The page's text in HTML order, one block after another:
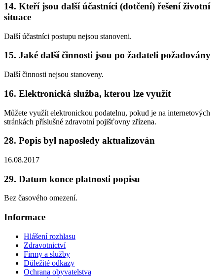
14. Kteří jsou další účastníci (dotčení) řešení životní
situace
Další účastníci postupu nejsou stanoveni.
15. Jaké další činnosti jsou po žadateli požadovány
Další činnosti nejsou stanoveny.
16. Elektronická služba, kterou lze využít
Můžete využít elektronickou podatelnu, pokud je na internetových
stránkách příslušné zdravotní pojišťovny zřízena.
28. Popis byl naposledy aktualizován
16.08.2017
29. Datum konce platnosti popisu
Bez časového omezení.
Informace
Hlášení rozhlasu
Zdravotnictví
Firmy a služby
Důležité odkazy
Ochrana obyvatelstva